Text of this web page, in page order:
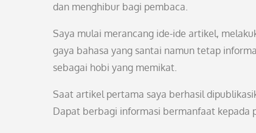
dan menghibur bagi pembaca.
Saya mulai merancang ide-ide artikel,
gaya bahasa yang santai namun tetap
sebagai hobi yang memikat.
Saat artikel pertama saya berhasil
Dapat berbagi informasi bermanfaat kepada